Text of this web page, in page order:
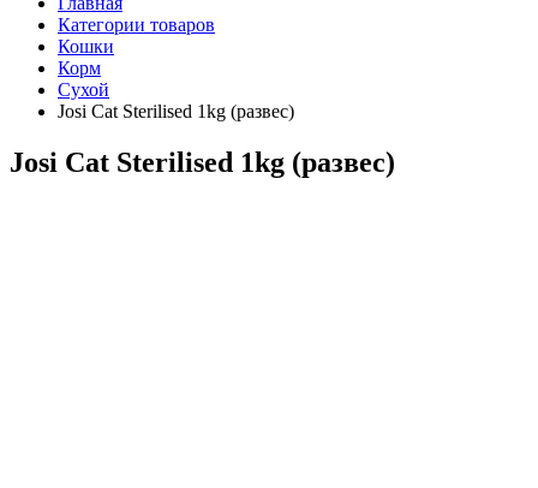
Категории товаров
Кошки
Корм
Сухой
Josi Cat Sterilised 1kg (развес)
Josi Cat Sterilised 1kg (развес)